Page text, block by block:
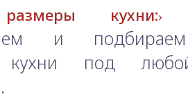
кухни:
и
кухни под